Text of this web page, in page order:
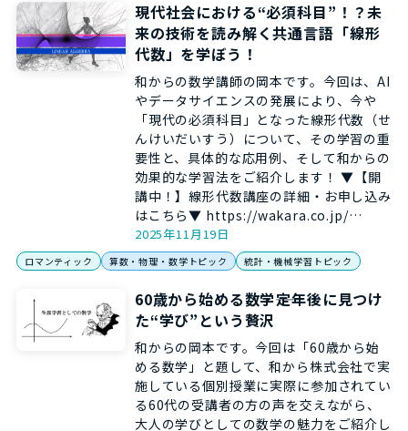
現代社会における“必須科目”！？未
来の技術を読み解く共通言語「線形
代数」を学ぼう！
和からの数学講師の岡本です。今回は、AI
やデータサイエンスの発展により、今や
「現代の必須科目」となった線形代数（せ
んけいだいすう）について、その学習の重
要性と、具体的な応用例、そして和からの
効果的な学習法をご紹介します！ ▼【開
講中！】線形代数講座の詳細・お申し込み
はこちら▼ https://wakara.co.jp/…
2025年11月19日
ロマンティック 算数・物理・数学トピック 統計・機械学習トピック
60歳から始める数学――定年後に見つけ
た“学び”という贅沢
和からの岡本です。今回は「60歳から始
める数学」と題して、和から株式会社で実
施している個別授業に実際に参加されてい
る60代の受講者の方の声を交えながら、
大人の学びとしての数学の魅力をご紹介し